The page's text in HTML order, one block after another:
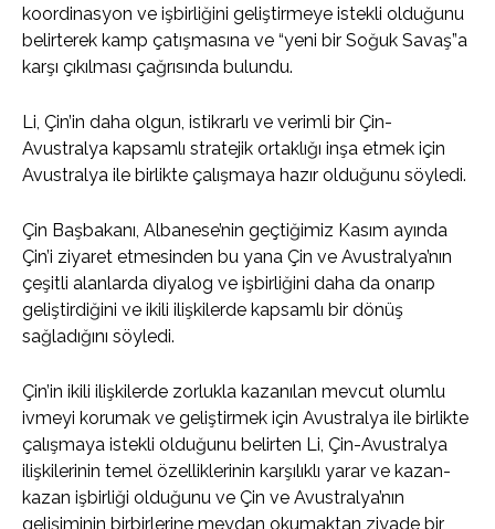
koordinasyon ve işbirliğini geliştirmeye istekli olduğunu
belirterek kamp çatışmasına ve “yeni bir Soğuk Savaş”a
karşı çıkılması çağrısında bulundu.
Li, Çin’in daha olgun, istikrarlı ve verimli bir Çin-
Avustralya kapsamlı stratejik ortaklığı inşa etmek için
Avustralya ile birlikte çalışmaya hazır olduğunu söyledi.
Çin Başbakanı, Albanese’nin geçtiğimiz Kasım ayında
Çin’i ziyaret etmesinden bu yana Çin ve Avustralya’nın
çeşitli alanlarda diyalog ve işbirliğini daha da onarıp
geliştirdiğini ve ikili ilişkilerde kapsamlı bir dönüş
sağladığını söyledi.
Çin’in ikili ilişkilerde zorlukla kazanılan mevcut olumlu
ivmeyi korumak ve geliştirmek için Avustralya ile birlikte
çalışmaya istekli olduğunu belirten Li, Çin-Avustralya
ilişkilerinin temel özelliklerinin karşılıklı yarar ve kazan-
kazan işbirliği olduğunu ve Çin ve Avustralya’nın
gelişiminin birbirlerine meydan okumaktan ziyade bir